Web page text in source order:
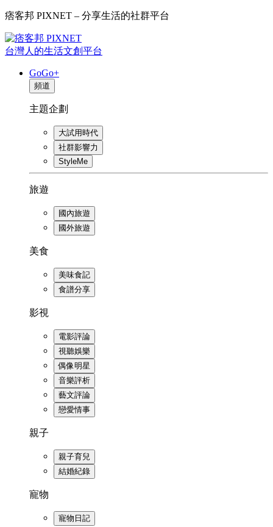
痞客邦 PIXNET – 分享生活的社群平台
台灣人的生活文創平台
GoGo+
頻道
主題企劃
大試用時代
社群影響力
StyleMe
旅遊
國內旅遊
國外旅遊
美食
美味食記
食譜分享
影視
電影評論
視聽娛樂
偶像明星
音樂評析
藝文評論
戀愛情事
親子
親子育兒
結婚紀錄
寵物
寵物日記